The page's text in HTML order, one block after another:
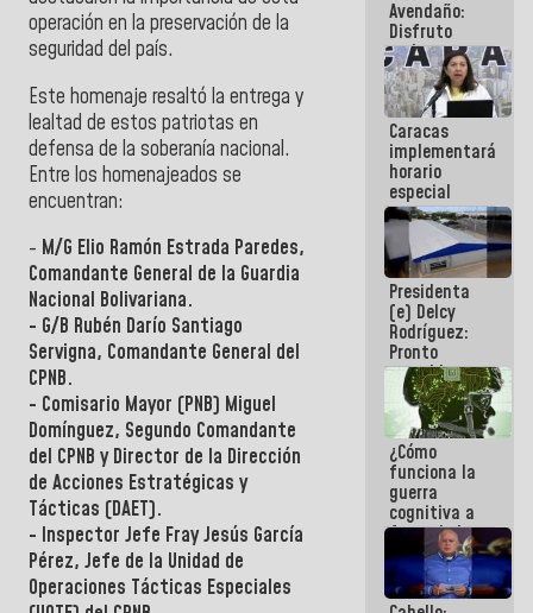
operación en la preservación de la
seguridad del país.
Este homenaje resaltó la entrega y
lealtad de estos patriotas en
defensa de la soberanía nacional.
Entre los homenajeados se
encuentran:
- M/G Elio Ramón Estrada Paredes,
Comandante General de la Guardia
Nacional Bolivariana.
- G/B Rubén Darío Santiago
Servigna, Comandante General del
CPNB.
- Comisario Mayor (PNB) Miguel
Domínguez, Segundo Comandante
del CPNB y Director de la Dirección
de Acciones Estratégicas y
Tácticas (DAET).
- Inspector Jefe Fray Jesús García
Pérez, Jefe de la Unidad de
Operaciones Tácticas Especiales
Avendaño:
Disfruto
cada vez
que escribes
porque lo
que haces
es
embarrarla
Caracas
implementará
horario
especial
para
adaptarse
al plan de
ahorro
energético
Presidenta
(e) Delcy
Rodríguez:
Pronto
restableceremos
las
operaciones
en el
Aeropuerto
Internacional
de
Maiquetía
¿Cómo
funciona la
guerra
cognitiva a
favor de la
narrativa
hegemónica?
(1)